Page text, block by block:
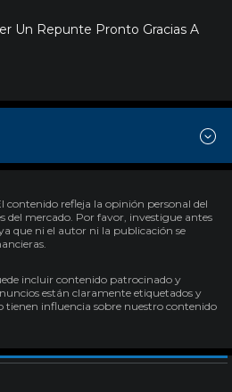
Un Repunte Pronto Gracias A
contenido refleja la opinión personal del
del mercado. Por favor, investigue antes
que ni el autor ni la publicación se
incluir contenido patrocinado y
están claramente etiquetados y
tienen influencia sobre nuestro contenido